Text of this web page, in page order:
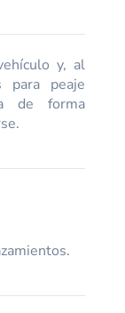
y, al
para peaje
de forma